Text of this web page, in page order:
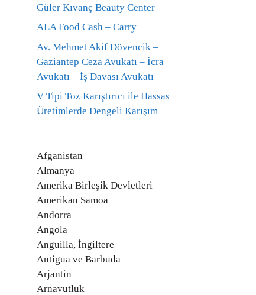
Güler Kıvanç Beauty Center
ALA Food Cash – Carry
Av. Mehmet Akif Dövencik –
Gaziantep Ceza Avukatı – İcra
Avukatı – İş Davası Avukatı
V Tipi Toz Karıştırıcı ile Hassas
Üretimlerde Dengeli Karışım
Afganistan
Almanya
Amerika Birleşik Devletleri
Amerikan Samoa
Andorra
Angola
Anguilla, İngiltere
Antigua ve Barbuda
Arjantin
Arnavutluk